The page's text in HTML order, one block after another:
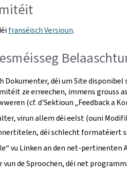
franséisch Versioun.
déi um Site disponibel
ze erreechen, immens grouss
(cf. d'Sektioun „Feedback a
virun allem déi eelst (ouni
déi schlecht formatéiert
vu Linken an den net-pertinenten
vun de Sproochen, déi net